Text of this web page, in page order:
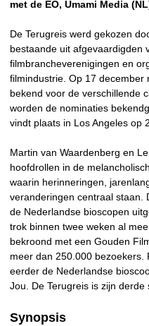
met de EO, Umami Media
De Terugreis werd gekozen
bestaande uit afgevaardigden
filmbrancheverenigingen en
filmindustrie. Op 17 december
bekend voor de verschillende
worden de nominaties
vindt plaats in Los Angeles op
Martin van Waardenberg en
hoofdrollen in de
waarin herinneringen,
veranderingen centraal staan.
de Nederlandse bioscopen
trok binnen twee weken al
bekroond met een Gouden
meer dan 250.000 bezoekers.
eerder de Nederlandse
Jou. De Terugreis is zijn derde
Synopsis